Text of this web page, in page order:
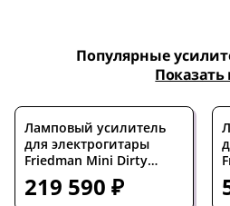
Популярные
Показать
Ламповый усилитель
для электрогитары
Friedman Mini Dirty
Shirley 20-watt Tube
Head
219 590 ₽